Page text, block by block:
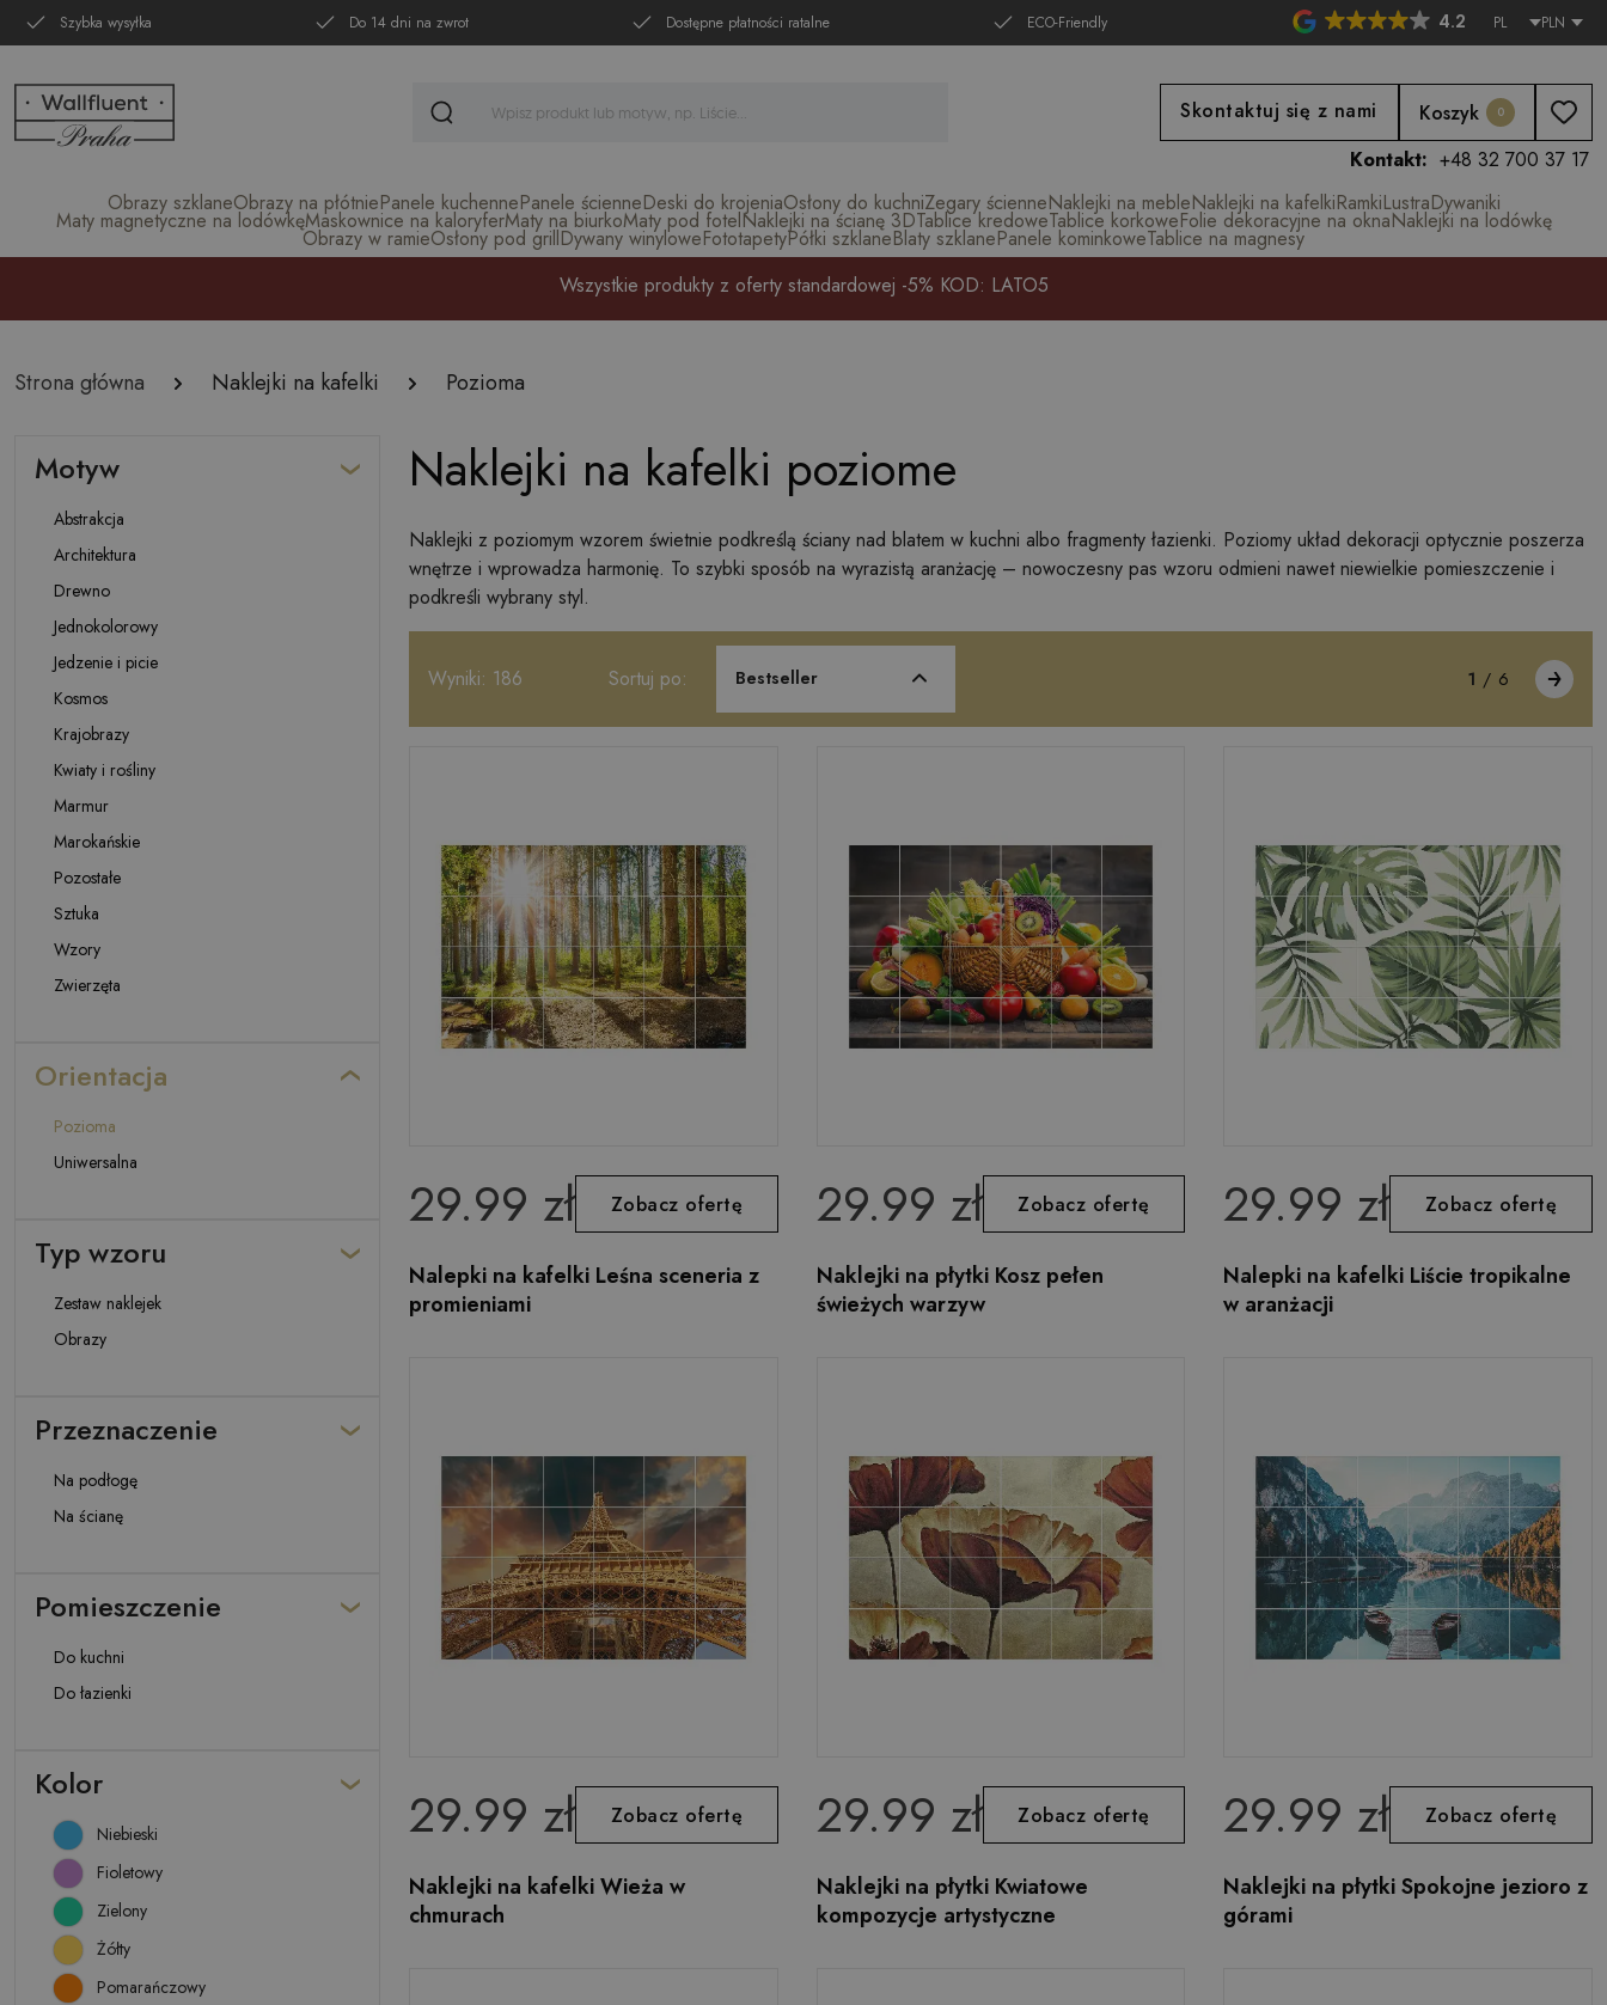
Szybka wysyłka Do 14 dni na zwrot Dostępne płatności ratalne ECO-Friendly 4.2 PL PLN
Skontaktuj się z nami Koszyk 0
Kontakt: +48 32 700 37 17
Obrazy szklaneObrazy na płótniePanele kuchennePanele ścienneDeski do krojeniaOsłony do kuchniZegary ścienneNaklejki na mebleNaklejki na kafelkiRamkiLustraDywaniki
Maty magnetyczne na lodówkęMaskownice na kaloryferMaty na biurkoMaty pod fotelNaklejki na ścianę 3DTablice kredoweTablice korkoweFolie dekoracyjne na oknaNaklejki na lodówkę
Obrazy w ramieOsłony pod grillDywany winyloweFototapetyPółki szklaneBlaty szklanePanele kominkoweTablice na magnesy
Wszystkie produkty z oferty standardowej -5% KOD: LATO5
Strona główna Naklejki na kafelki Pozioma
Motyw
Abstrakcja
Architektura
Drewno
Jednokolorowy
Jedzenie i picie
Kosmos
Krajobrazy
Kwiaty i rośliny
Marmur
Marokańskie
Pozostałe
Sztuka
Wzory
Zwierzęta
Orientacja
Pozioma
Uniwersalna
Typ wzoru
Zestaw naklejek
Obrazy
Przeznaczenie
Na podłogę
Na ścianę
Pomieszczenie
Do kuchni
Do łazienki
Kolor
Niebieski
Fioletowy
Zielony
Żółty
Pomarańczowy
Naklejki na kafelki poziome
Naklejki z poziomym wzorem świetnie podkreślą ściany nad blatem w kuchni albo fragmenty łazienki. Poziomy układ dekoracji optycznie poszerza
wnętrze i wprowadza harmonię. To szybki sposób na wyrazistą aranżację – nowoczesny pas wzoru odmieni nawet niewielkie pomieszczenie i
podkreśli wybrany styl.
Wyniki: 186 Sortuj po: Bestseller 1 / 6
29.99 zł Zobacz ofertę
Nalepki na kafelki Leśna sceneria z
promieniami
29.99 zł Zobacz ofertę
Naklejki na płytki Kosz pełen
świeżych warzyw
29.99 zł Zobacz ofertę
Nalepki na kafelki Liście tropikalne
w aranżacji
29.99 zł Zobacz ofertę
Naklejki na kafelki Wieża w
chmurach
29.99 zł Zobacz ofertę
Naklejki na płytki Kwiatowe
kompozycje artystyczne
29.99 zł Zobacz ofertę
Naklejki na płytki Spokojne jezioro z
górami